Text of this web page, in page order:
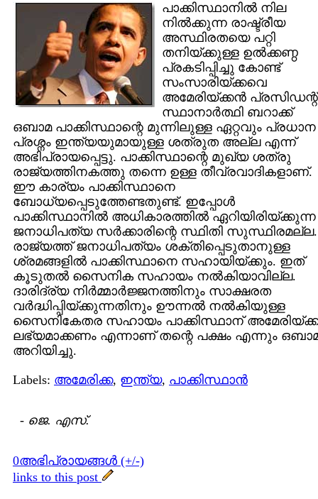
പാക്കിസ്ഥാനില്‍ നില
നില്‍ക്കുന്ന രാഷ്ട്രീയ
അസ്ഥിരതയെ പറ്റി
തനിയ്ക്കുള്ള ഉല്‍ക്കണ്ഠ
പ്രകടിപ്പിച്ചു കോണ്ട്
സംസാരിയ്ക്കവെ
അമേരിയ്ക്കന്‍ പ്രസിഡന്റ്
സ്ഥാനാര്‍ത്ഥി ബറാക്ക്
ഒബാമ പാക്കിസ്ഥാന്റെ മുന്നിലുള്ള ഏറ്റവും പ്രധാന
പ്രശ്നം ഇന്ത്യയുമായുള്ള ശത്രുത അല്ല എന്ന്
അഭിപ്രായപ്പെട്ടു. പാക്കിസ്ഥാന്റെ മുഖ്യ ശത്രു
രാജ്യത്തിനകത്തു തന്നെ ഉള്ള തീവ്രവാദികളാണ്.
ഈ കാര്യം പാക്കിസ്ഥാനെ
ബോധ്യപ്പെടുത്തേണ്ടതുണ്ട്. ഇപ്പോള്‍
പാക്കിസ്ഥാനില്‍ അധികാരത്തില്‍ ഏറിയിരിയ്ക്കുന്ന
ജനാധിപത്യ സര്‍ക്കാരിന്റെ സ്ഥിതി സുസ്ഥിരമല്ല.
രാജ്യത്ത് ജനാധിപത്യം ശക്തിപ്പെടുതാനുള്ള
ശ്രമങ്ങളില്‍ പാക്കിസ്ഥാനെ സഹായിയ്ക്കും. ഇത്
കൂടുതല്‍ സൈനിക സഹായം നല്‍കിയാവില്ല.
ദാരിദ്ര്യ നിര്‍മ്മാര്‍ജ്ജനത്തിനും സാക്ഷരത
വര്‍ദ്ധിപ്പിയ്ക്കുന്നതിനും ഊന്നല്‍ നല്‍കിയുള്ള
സൈനികേതര സഹായം പാക്കിസ്ഥാന് അമേരിയ്ക്ക
ലഭ്യമാക്കണം എന്നാണ് തന്റെ പക്ഷം എന്നും
അറിയിച്ചു.
Labels: അമേരിക്ക, ഇന്ത്യ, പാക്കിസ്ഥാന്‍
- ജെ. എസ്.
0അഭിപ്രായങ്ങള്‍ (+/-)
links to this post